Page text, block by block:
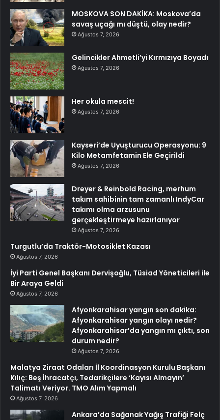
MOSKOVA SON DAKİKA: Moskova’da
savaş uçağı mı düştü, olay nedir?
Ağustos 7, 2026
Gelincikler Ahmetli’yi Kırmızıya Boyadı
Ağustos 7, 2026
Her okula mescit!
Ağustos 7, 2026
Kayseri’de Uyuşturucu Operasyonu: 9
Kilo Metamfetamin Ele Geçirildi
Ağustos 7, 2026
Dreyer & Reinbold Racing, merhum
takım sahibinin tam zamanlı IndyCar
takımı olma arzusunu
gerçekleştirmeye hazırlanıyor
Ağustos 7, 2026
Turgutlu’da Traktör-Motosiklet Kazası
Ağustos 7, 2026
İyi Parti Genel Başkanı Dervişoğlu, Tüsiad Yöneticileri ile
Bir Araya Geldi
Ağustos 7, 2026
Afyonkarahisar yangın son dakika:
Afyonkarahisar yangın olayı nedir?
Afyonkarahisar’da yangın mı çıktı, son
durum nedir?
Ağustos 7, 2026
Malatya Ziraat Odaları İl Koordinasyon Kurulu Başkanı
Kılıç: Beş İhracatçı, Tedarikçilere ‘Kayısı Almayın’
Talimatı Veriyor. TMO Alım Yapmalı
Ağustos 7, 2026
Ankara’da Sağanak Yağış Trafiği Felç